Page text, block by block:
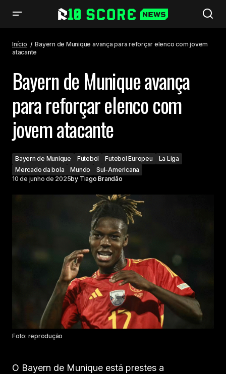
Início
Bayern de Munique avança para reforçar elenco com jovem
atacante
Bayern de Munique avança
para reforçar elenco com
jovem atacante
Bayern de Munique Futebol Futebol Europeu
La Liga
Mercado da bola
Mundo
Sul-Americana
10 de junho de 2025by Tiago Brandão
Foto: reprodução
O Bayern de Munique está prestes a